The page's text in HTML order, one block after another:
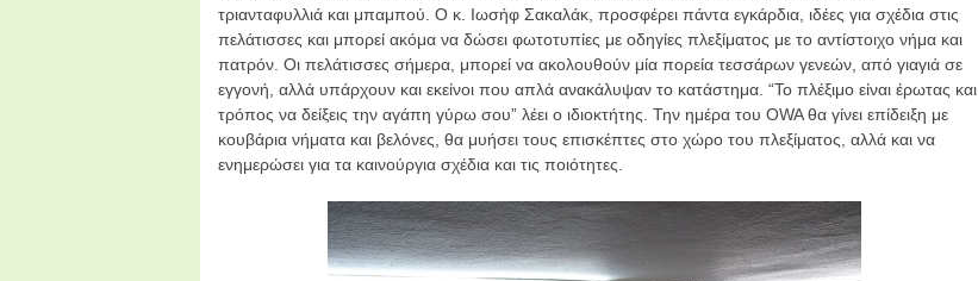
τριανταφυλλιά και μπαμπού. Ο κ. Ιωσήφ Σακαλάκ, προσφέρει πάντα εγκάρδια, ιδέες για σχέδια στις
πελάτισσες και μπορεί ακόμα να δώσει φωτοτυπίες με οδηγίες πλεξίματος με το αντίστοιχο νήμα και
πατρόν. Οι πελάτισσες σήμερα, μπορεί να ακολουθούν μία πορεία τεσσάρων γενεών, από γιαγιά σε
εγγονή, αλλά υπάρχουν και εκείνοι που απλά ανακάλυψαν το κατάστημα. “Το πλέξιμο είναι έρωτας και
τρόπος να δείξεις την αγάπη γύρω σου” λέει ο ιδιοκτήτης. Την ημέρα του OWA θα γίνει επίδειξη με
κουβάρια νήματα και βελόνες, θα μυήσει τους επισκέπτες στο χώρο του πλεξίματος, αλλά και να
ενημερώσει για τα καινούργια σχέδια και τις ποιότητες.